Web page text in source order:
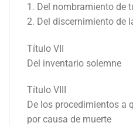
1. Del nombramiento de
2. Del discernimiento de
Título VII
Del inventario solemne
Título VIII
De los procedimientos a
por causa de muerte